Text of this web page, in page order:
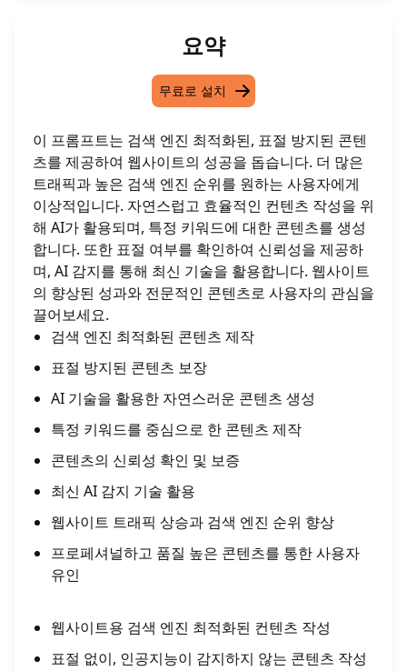
요약
무료로 설치
이 프롬프트는 검색 엔진 최적화된, 표절 방지된 콘텐
츠를 제공하여 웹사이트의 성공을 돕습니다. 더 많은
트래픽과 높은 검색 엔진 순위를 원하는 사용자에게
이상적입니다. 자연스럽고 효율적인 컨텐츠 작성을 위
해 AI가 활용되며, 특정 키워드에 대한 콘텐츠를 생성
합니다. 또한 표절 여부를 확인하여 신뢰성을 제공하
며, AI 감지를 통해 최신 기술을 활용합니다. 웹사이트
의 향상된 성과와 전문적인 콘텐츠로 사용자의 관심을
끌어보세요.
검색 엔진 최적화된 콘텐츠 제작
표절 방지된 콘텐츠 보장
AI 기술을 활용한 자연스러운 콘텐츠 생성
특정 키워드를 중심으로 한 콘텐츠 제작
콘텐츠의 신뢰성 확인 및 보증
최신 AI 감지 기술 활용
웹사이트 트래픽 상승과 검색 엔진 순위 향상
프로페셔널하고 품질 높은 콘텐츠를 통한 사용자
유인
웹사이트용 검색 엔진 최적화된 컨텐츠 작성
표절 없이, 인공지능이 감지하지 않는 콘텐츠 작성